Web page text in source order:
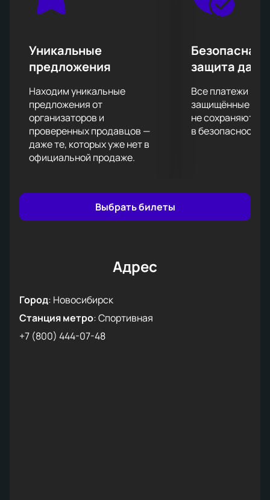
SHAMAN. Купить билеты на нашем сайте — это
концерте. Не откладывайте покупку, ведь
количество мест ограничено.
Уникальные
предложения
Находим уникальные
предложения от
организаторов и
проверенных продавцов —
даже те, которых уже нет в
официальной продаже.
Безопасная
защита
Все платежи
защищённые
не сохраняются
в безопасности.
Выбрать билеты
Адрес
Город: Новосибирск
Станция метро:Спортивная
+7 (800) 444-07-48